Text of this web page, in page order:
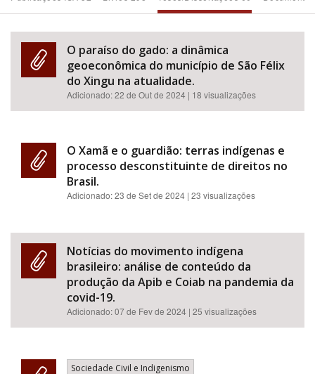
Subtema
Área de Levantamento
O paraíso do gado: a dinâmica
geoeconômica do município de São Félix
do Xingu na atualidade.
Adicionado:22 de Out de 2024 | 18 visualizações
O Xamã e o guardião: terras indígenas e
processo desconstituinte de direitos no
Brasil.
Adicionado:23 de Set de 2024 | 23 visualizações
Notícias do movimento indígena
brasileiro: análise de conteúdo da
produção da Apib e Coiab na pandemia da
covid-19.
Adicionado:07 de Fev de 2024 | 25 visualizações
Sociedade Civil e Indigenismo